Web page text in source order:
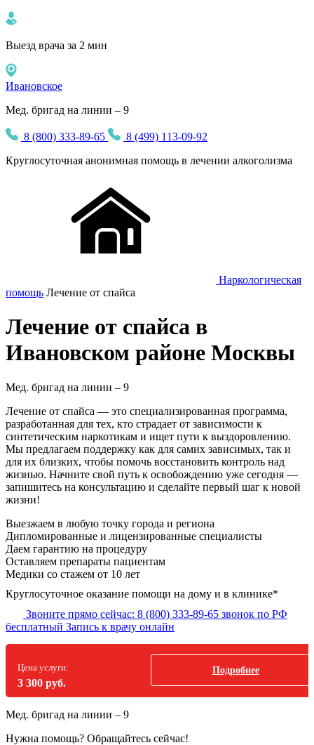
Выезд врача за 2 мин
Ивановское
Мед. бригад на линии – 9
8 (800) 333-89-65
8 (499) 113-09-92
Круглосуточная анонимная помощь в лечении алкоголизма
Наркологическая
помощь Лечение от спайса
Лечение от спайса в
Ивановском районе Москвы
Мед. бригад на линии – 9
Лечение от спайса — это специализированная программа,
разработанная для тех, кто страдает от зависимости к
синтетическим наркотикам и ищет пути к выздоровлению.
Мы предлагаем поддержку как для самих зависимых, так и
для их близких, чтобы помочь восстановить контроль над
жизнью. Начните свой путь к освобождению уже сегодня —
запишитесь на консультацию и сделайте первый шаг к новой
жизни!
Выезжаем в любую точку города и региона
Дипломированные и лицензированные специалисты
Даем гарантию на процедуру
Оставляем препараты пациентам
Медики со стажем от 10 лет
Круглосуточное оказание помощи на дому и в клинике*
Звоните прямо сейчас: 8 (800) 333-89-65 звонок по РФ
бесплатный Запись к врачу онлайн
Цена услуги:
3 300 руб.
Подробнее
Мед. бригад на линии – 9
Нужна помощь? Обращайтесь сейчас!